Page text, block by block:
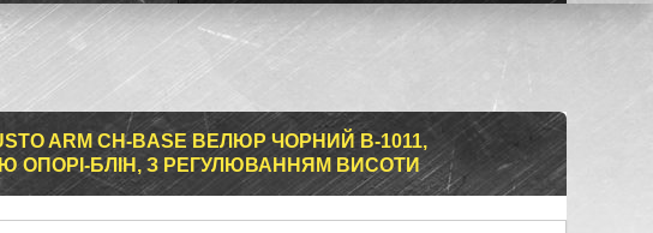
ARM CH-BASE ВЕЛЮР ЧОРНИЙ В-1011,
ОПОРІ-БЛІН, З РЕГУЛЮВАННЯМ ВИСОТИ